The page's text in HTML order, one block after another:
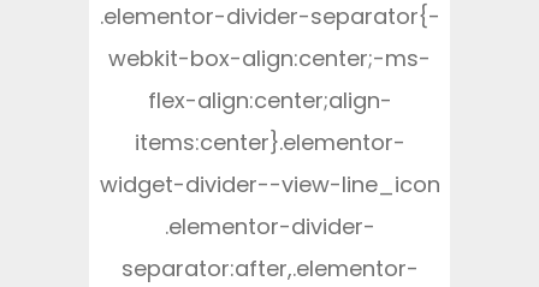
.elementor-divider-separator{-
webkit-box-align:center;-ms-
flex-align:center;align-
items:center}.elementor-
widget-divider--view-line_icon
.elementor-divider-
separator:after,.elementor-